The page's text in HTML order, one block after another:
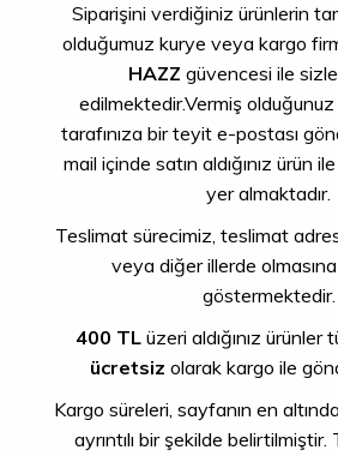
Siparişini verdiğiniz ürünlerin
olduğumuz kurye veya kargo
HAZZ güvencesi ile
edilmektedir.Vermiş olduğunuz
tarafınıza bir teyit e-postası
mail içinde satın aldığınız ürün
yer almaktadır.
Teslimat sürecimiz, teslimat
veya diğer illerde
göstermektedir.
400 TLüzeri aldığınız ürünler
ücretsiz olarak kargo ile
Kargo süreleri, sayfanın en
ayrıntılı bir şekilde belirtilmiştir.